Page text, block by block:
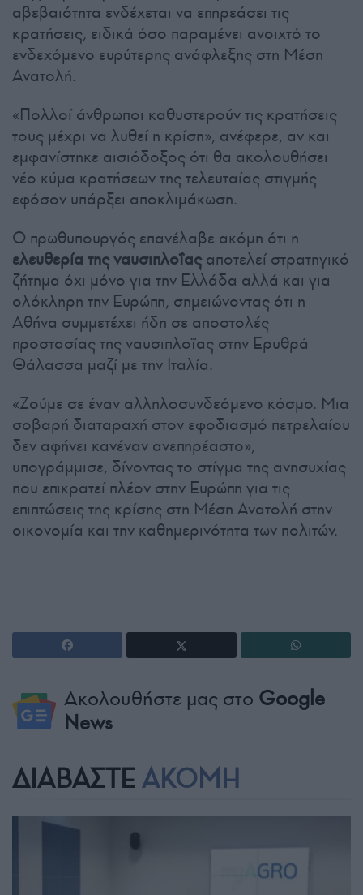
αβεβαιότητα ενδέχεται να επηρεάσει τις
κρατήσεις, ειδικά όσο παραμένει ανοιχτό το
ενδεχόμενο ευρύτερης ανάφλεξης στη Μέση
Ανατολή.
«Πολλοί άνθρωποι καθυστερούν τις κρατήσεις
τους μέχρι να λυθεί η κρίση», ανέφερε, αν και
εμφανίστηκε αισιόδοξος ότι θα ακολουθήσει
νέο κύμα κρατήσεων της τελευταίας στιγμής
εφόσον υπάρξει αποκλιμάκωση.
Ο πρωθυπουργός επανέλαβε ακόμη ότι η
ελευθερία της ναυσιπλοΐαςαποτελεί στρατηγικό
ζήτημα όχι μόνο για την Ελλάδα αλλά και για
ολόκληρη την Ευρώπη, σημειώνοντας ότι η
Αθήνα συμμετέχει ήδη σε αποστολές
προστασίας της ναυσιπλοΐας στην Ερυθρά
Θάλασσα μαζί με την Ιταλία.
«Ζούμε σε έναν αλληλοσυνδεόμενο κόσμο. Μια
σοβαρή διαταραχή στον εφοδιασμό πετρελαίου
δεν αφήνει κανέναν ανεπηρέαστο»,
υπογράμμισε, δίνοντας το στίγμα της ανησυχίας
που επικρατεί πλέον στην Ευρώπη για τις
επιπτώσεις της κρίσης στη Μέση Ανατολή στην
οικονομία και την καθημερινότητα των πολιτών.
Ακολουθήστε μας στο Google
News
ΔΙΑΒΑΣΤΕ ΑΚΟΜΗ